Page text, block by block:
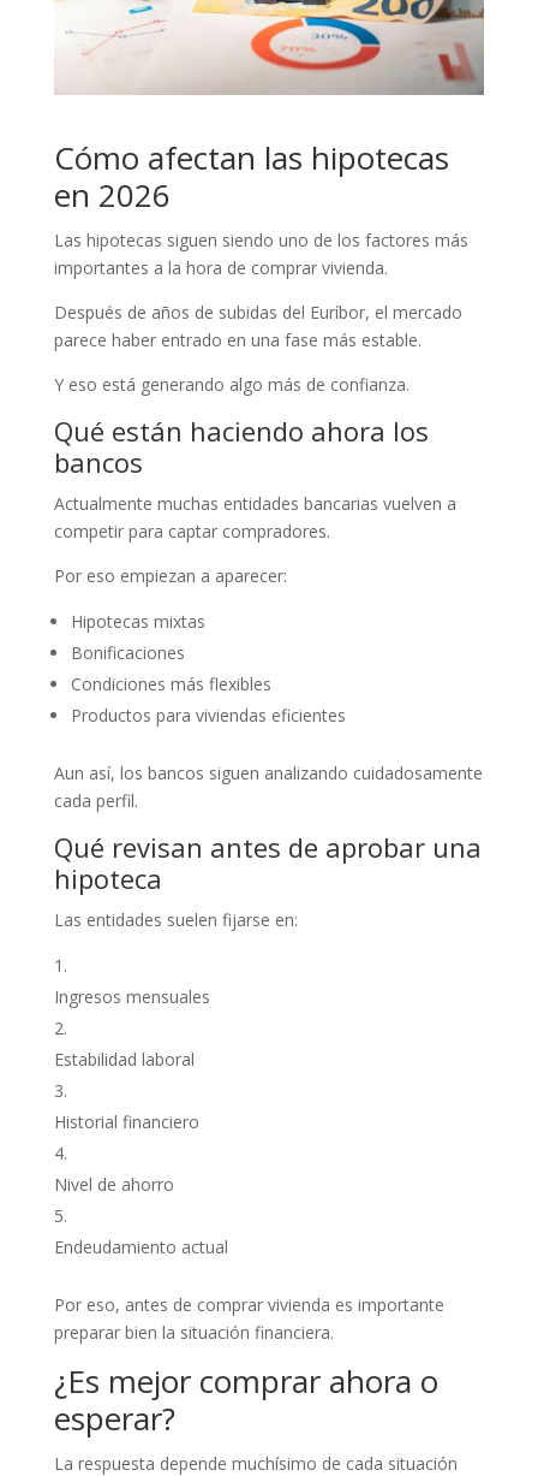
Cómo afectan las hipotecas
en 2026
Las hipotecas siguen siendo uno de los factores más
importantes a la hora de comprar vivienda.
Después de años de subidas del Euríbor, el mercado
parece haber entrado en una fase más estable.
Y eso está generando algo más de confianza.
Qué están haciendo ahora los
bancos
Actualmente muchas entidades bancarias vuelven a
competir para captar compradores.
Por eso empiezan a aparecer:
Hipotecas mixtas
Bonificaciones
Condiciones más flexibles
Productos para viviendas eficientes
Aun así, los bancos siguen analizando cuidadosamente
cada perfil.
Qué revisan antes de aprobar una
hipoteca
Las entidades suelen fijarse en:
Ingresos mensuales
Estabilidad laboral
Historial financiero
Nivel de ahorro
Endeudamiento actual
Por eso, antes de comprar vivienda es importante
preparar bien la situación financiera.
¿Es mejor comprar ahora o
esperar?
La respuesta depende muchísimo de cada situación